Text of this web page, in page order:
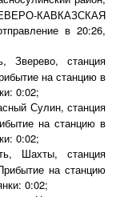
КАВКАЗСКАЯ
в 20:26,
Зверево, станция
на станцию в
0:02;
Сулин, станция
на станцию в
0:02;
Шахты, станция
на станцию
0:02;